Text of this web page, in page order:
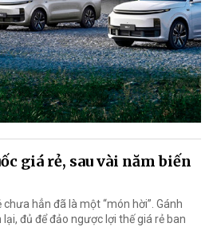
giá rẻ, sau vài năm biến
hẳn đã là một “món hời”. Gánh
đủ để đảo ngược lợi thế giá rẻ ban